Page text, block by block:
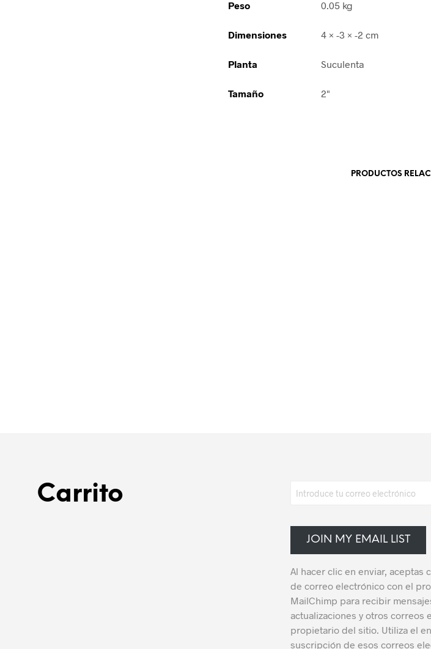
Peso 0.05 kg
Dimensiones 4 × -3 × -2 cm
Planta Suculenta
Tamaño 2"
PRODUCTOS
Carrito
JOIN MY EMAIL LIST
Al hacer clic en enviar, aceptas
de correo electrónico con el
MailChimp para recibir
actualizaciones y otros correos
propietario del sitio. Utiliza el
suscripción de esos correos